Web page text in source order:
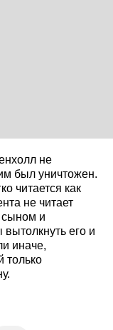
не
был уничтожен.
читается как
не читает
сыном и
его и
иначе,
только